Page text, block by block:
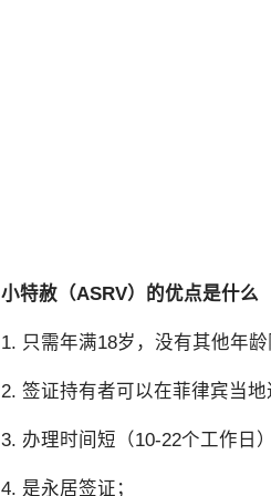
小特赦（ASRV）的优点是什么
1. 只需年满18岁，没有其他年龄
2. 签证持有者可以在菲律宾当
3. 办理时间短（10-22个工作日）
4. 是永居签证；